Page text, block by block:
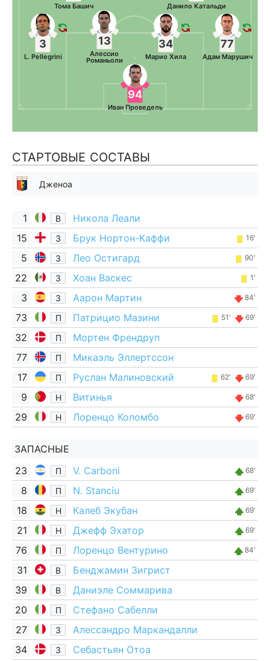
94
Иван Проведель
3
L. Pellegrini
13
Алессио
Романьоли
34
Марио Хила
77
Адам Марушич
Тома Башич Данило Катальди
СТАРТОВЫЕ СОСТАВЫ
Дженоа
1 В
Никола Леали
15
З Брук Нортон-Каффи 16'
5 З Лео Остигард 90'
22 З Хоан Васкес 1'
3 З Аарон Мартин 84'
73 П Патрицио Мазини 51' 69'
32 П
Мортен Френдруп
77
П
Микаэль Эллертссон
17
П Руслан Малиновский 62' 69'
9 Н Витинья 68'
29 Н Лоренцо Коломбо 69'
ЗАПАСНЫЕ
23
П V. Carboni 68'
8 П N. Stanciu 69'
18 Н Калеб Экубан 69'
21 Н Джефф Эхатор 69'
76 П Лоренцо Вентурино 84'
31 В
Бенджамин Зигрист
39
В
Даниэле Соммарива
20
П
Стефано Сабелли
27
З
Алессандро Маркандалли
34
З Себастьян Отоа